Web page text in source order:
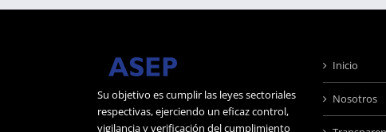
Su objetivo es cumplir las leyes sectoriales
respectivas, ejerciendo un eficaz control,
vigilancia y verificación del cumplimiento
Inicio
Nosotros